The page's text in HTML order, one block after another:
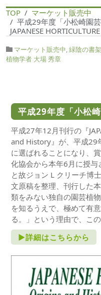
TOP
マーケット販売中
平成29年度「小松崎園
JAPANESE
マーケット販売中,緑陰の書架
植物学者 大場 秀章
平成29年度「小松
平成27年12月刊行の『
and History』が、平成29
に選ばれることになり、
化協会から本年6月に授
と故ジョン L クリーチ博
文原稿を整理、刊行した
類をみない独自の園芸植
を知るうえで、極めて有
る。」という理由で、こ
►詳細はこちらから